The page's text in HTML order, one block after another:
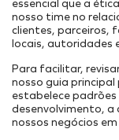
Política de SGI
Onde Estamos
Nossos Ativos
Portal de
Cadastro
Interiorização do
Hub Energético
TAMAC (MAC11A)
OPMAC
Portal do Cliente
Projetos Externos
Projetos Internos
Pesquisa,
Transição
essencial que a
nosso time no
clientes, parceiros,
locais, autoridades
Para facilitar,
nosso guia
estabelece
desenvolvimento, a
nossos negócios